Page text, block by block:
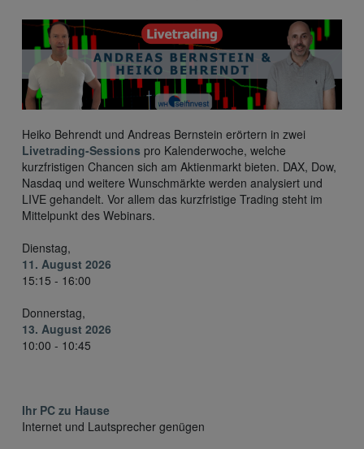
Heiko Behrendt und Andreas Bernstein erörtern in zwei
Livetrading-Sessions pro Kalenderwoche, welche
kurzfristigen Chancen sich am Aktienmarkt bieten. DAX, Dow,
Nasdaq und weitere Wunschmärkte werden analysiert und
LIVE gehandelt. Vor allem das kurzfristige Trading steht im
Mittelpunkt des Webinars.
Dienstag,
11. August 2026
15:15 - 16:00
Donnerstag,
13. August 2026
10:00 - 10:45
Ihr PC zu Hause
Internet und Lautsprecher genügen